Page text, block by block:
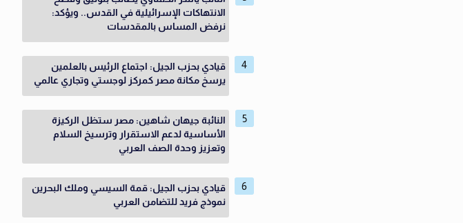
الانتهاكات الإسرائيلية في القدس.. ويؤكد:
نرفض المساس بالمقدسات
قيادي بحزب الجيل: اجتماع الرئيس بالعلمين
يرسخ مكانة مصر كمركز لوجستي وتجاري عالمي
النائبة جيهان شاهين: مصر ستظل الركيزة
الأساسية لدعم الاستقرار وترسيخ السلام
وتعزيز وحدة الصف العربي
قيادي بحزب الجيل: قمة السيسي وملك البحرين
نموذج فريد للتضامن العربي